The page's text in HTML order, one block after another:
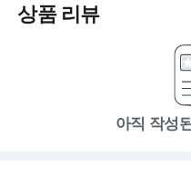
상품 리뷰
아직 작성